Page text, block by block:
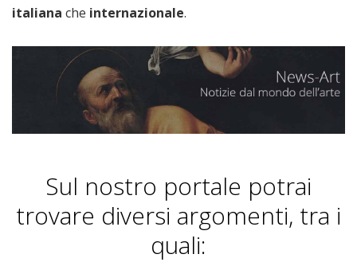
italiana che internazionale.
Sul nostro portale potrai
trovare diversi argomenti, tra i
quali: